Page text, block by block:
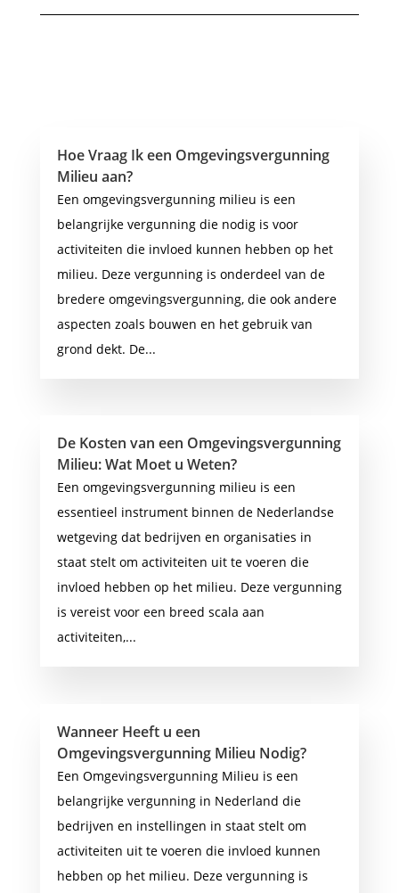
Hoe Vraag Ik een Omgevingsvergunning
Milieu aan?
Een omgevingsvergunning milieu is een
belangrijke vergunning die nodig is voor
activiteiten die invloed kunnen hebben op het
milieu. Deze vergunning is onderdeel van de
bredere omgevingsvergunning, die ook andere
aspecten zoals bouwen en het gebruik van
grond dekt. De...
De Kosten van een Omgevingsvergunning
Milieu: Wat Moet u Weten?
Een omgevingsvergunning milieu is een
essentieel instrument binnen de Nederlandse
wetgeving dat bedrijven en organisaties in
staat stelt om activiteiten uit te voeren die
invloed hebben op het milieu. Deze vergunning
is vereist voor een breed scala aan
activiteiten,...
Wanneer Heeft u een
Omgevingsvergunning Milieu Nodig?
Een Omgevingsvergunning Milieu is een
belangrijke vergunning in Nederland die
bedrijven en instellingen in staat stelt om
activiteiten uit te voeren die invloed kunnen
hebben op het milieu. Deze vergunning is